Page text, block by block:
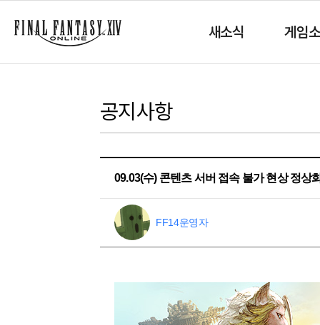
새소식 게임
공지사항
09.03(수) 콘텐츠 서버 접속 불가 현상 정상
FF14운영자